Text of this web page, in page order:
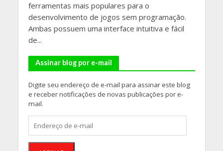
ferramentas mais populares para o
desenvolvimento de jogos sem programação.
Ambas possuem uma interface intuitiva e fácil
de...
Assinar blog por e-mail
Digite seu endereço de e-mail para assinar este blog
e receber notificações de novas publicações por e-
mail.
de
e-